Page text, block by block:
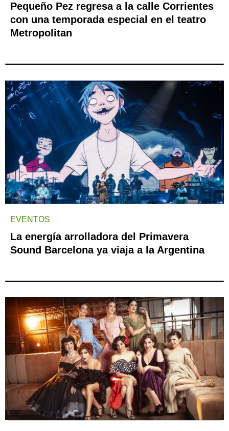
Pequeño Pez regresa a la calle Corrientes
con una temporada especial en el teatro
Metropolitan
EVENTOS
La energía arrolladora del Primavera
Sound Barcelona ya viaja a la Argentina